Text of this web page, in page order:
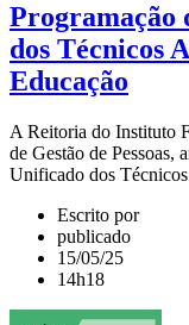
Programação
dos Técnicos
Educação
A Reitoria do Instituto
de Gestão de Pessoas,
Unificado dos
Escrito por
publicado
15/05/25
14h18